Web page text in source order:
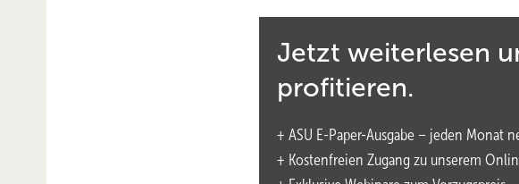
Das PDF dient ausschließlich dem persönlichen Gebrauch! - Weitergehende
nutzungsrechte@asu-arbeitsmedizin.com
Jetzt weiterlesen
profitieren.
+ ASU E-Paper-Ausgabe – jeden Monat
+ Kostenfreien Zugang zu unserem